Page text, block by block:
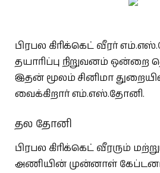
பிரபல கிரிக்கெட் வீரர்
தயாரிப்பு நிறுவனம் ஒன்றை
இதன் மூலம் சினிமா
வைக்கிறார் எம்.எஸ்.தோனி.
தல தோனி
பிரபல கிரிக்கெட் வீரரும்
அணியின் முன்னாள்